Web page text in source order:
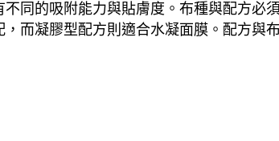
同的吸附能力與貼膚度。布種與配方必
而凝膠型配方則適合水凝面膜。配方與